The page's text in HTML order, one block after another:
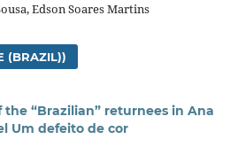
Edson Soares Martins
(BRAZIL))
“Brazilian” returnees in Ana
Um defeito de cor